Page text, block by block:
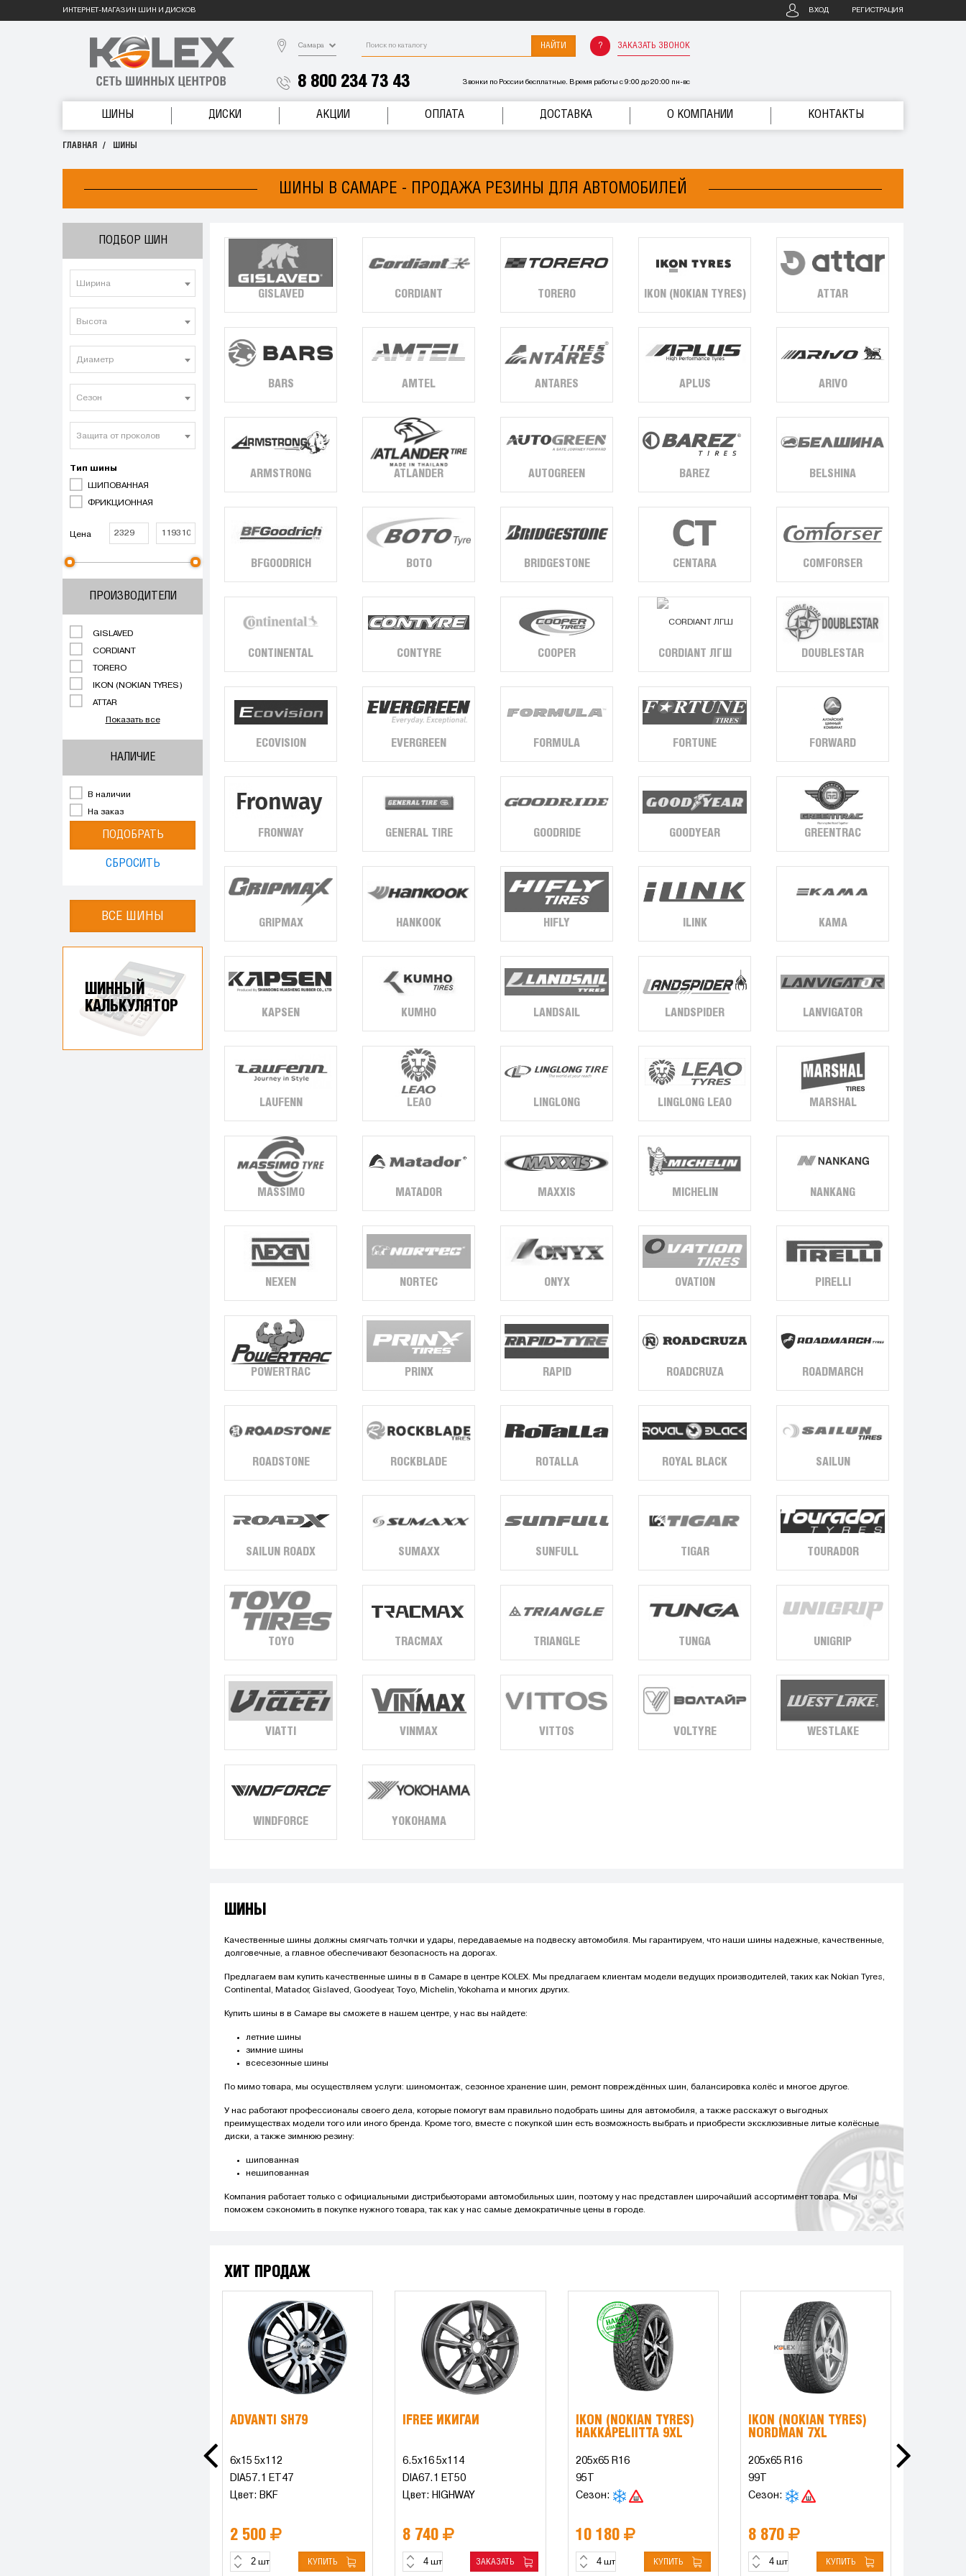
ИНТЕРНЕТ-МАГАЗИН ШИН И ДИСКОВ ВХОД РЕГИСТРАЦИЯ
Самара НАЙТИ ЗАКАЗАТЬ ЗВОНОК
8 800 234 73 43 Звонки по России бесплатные. Время работы с 9:00 до 20:00 пн-вс
ШИНЫ ДИСКИ АКЦИИ ОПЛАТА ДОСТАВКА О КОМПАНИИ КОНТАКТЫ
ГЛАВНАЯ ШИНЫ
ШИНЫ В САМАРЕ - ПРОДАЖА РЕЗИНЫ ДЛЯ АВТОМОБИЛЕЙ
ПОДБОР ШИН
Ширина
Высота
Диаметр
Сезон
Защита от проколов
Тип шины
ШИПОВАННАЯ
ФРИКЦИОННАЯ
Цена
ПРОИЗВОДИТЕЛИ
GISLAVED
CORDIANT
TORERO
IKON (NOKIAN TYRES)
ATTAR
Показать все
НАЛИЧИЕ
В наличии
На заказ
ПОДОБРАТЬ
СБРОСИТЬ
ВСЕ ШИНЫ
ШИННЫЙ
КАЛЬКУЛЯТОР
GISLAVED CORDIANT TORERO IKON (NOKIAN TYRES) ATTAR
BARS AMTEL ANTARES APLUS ARIVO
ARMSTRONG ATLANDER AUTOGREEN BAREZ BELSHINA
BFGOODRICH BOTO BRIDGESTONE CENTARA COMFORSER
CONTINENTAL CONTYRE COOPER CORDIANT ЛГШ DOUBLESTAR
ECOVISION EVERGREEN FORMULA FORTUNE FORWARD
FRONWAY GENERAL TIRE GOODRIDE GOODYEAR GREENTRAC
GRIPMAX HANKOOK HIFLY ILINK KAMA
KAPSEN KUMHO LANDSAIL LANDSPIDER LANVIGATOR
LAUFENN LEAO LINGLONG LINGLONG LEAO MARSHAL
MASSIMO MATADOR MAXXIS MICHELIN NANKANG
NEXEN NORTEC ONYX OVATION PIRELLI
POWERTRAC PRINX RAPID ROADCRUZA ROADMARCH
ROADSTONE ROCKBLADE ROTALLA ROYAL BLACK SAILUN
SAILUN ROADX SUMAXX SUNFULL TIGAR TOURADOR
TOYO TRACMAX TRIANGLE TUNGA UNIGRIP
VIATTI VINMAX VITTOS VOLTYRE WESTLAKE
WINDFORCE YOKOHAMA
ШИНЫ
Качественные шины должны смягчать толчки и удары, передаваемые на подвеску автомобиля. Мы гарантируем, что наши шины надежные, качественные,
долговечные, а главное обеспечивают безопасность на дорогах.
Предлагаем вам купить качественные шины в в Самаре в центре KOLEX. Мы предлагаем клиентам модели ведущих производителей, таких как Nokian Tyres,
Continental, Matador, Gislaved, Goodyear, Toyo, Michelin, Yokohama и многих других.
Купить шины в в Самаре вы сможете в нашем центре, у нас вы найдете:
летние шины
зимние шины
всесезонные шины
По мимо товара, мы осуществляем услуги: шиномонтаж, сезонное хранение шин, ремонт повреждённых шин, балансировка колёс и многое другое.
У нас работают профессионалы своего дела, которые помогут вам правильно подобрать шины для автомобиля, а также расскажут о выгодных
преимуществах модели того или иного бренда. Кроме того, вместе с покупкой шин есть возможность выбрать и приобрести эксклюзивные литые колёсные
диски, а также зимнюю резину:
шипованная
нешипованная
Компания работает только с официальными дистрибьюторами автомобильных шин, поэтому у нас представлен широчайший ассортимент товара. Мы
поможем сэкономить в покупке нужного товара, так как у нас самые демократичные цены в городе.
ХИТ ПРОДАЖ
ADVANTI SH79
6x15 5x112
DIA57.1 ET47
Цвет: BKF
2 500
шт КУПИТЬ
IFREE ИКИГАЙ
6.5x16 5x114
DIA67.1 ET50
Цвет: HIGHWAY
8 740
шт ЗАКАЗАТЬ
IKON (NOKIAN TYRES)
HAKKAPELIITTA 9XL
205x65 R16
95T
Сезон:
10 180
шт КУПИТЬ
IKON (NOKIAN TYRES)
NORDMAN 7XL
205x65 R16
99T
Сезон:
8 870
шт КУПИТЬ